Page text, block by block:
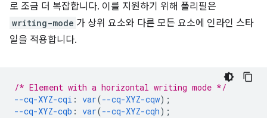
로 조금 더 복잡합니다. 이를 지원하기 위해 폴리필은
writing-mode 가 상위 요소와 다른 모든 요소에 인라인 스타
일을 적용합니다.
/* Element with a horizontal writing mode */
--cq-XYZ-cqi : var(--cq-XYZ-cqw);
--cq-XYZ-cqb : var(--cq-XYZ-cqh);